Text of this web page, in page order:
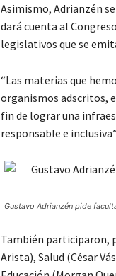
Asimismo, Adrianzén
dará cuenta al
legislativos que se
“Las materias que
organismos adscritos,
fin de lograr una
responsable e
Gustavo Adrianzén pide
También participaron,
Arista), Salud (César